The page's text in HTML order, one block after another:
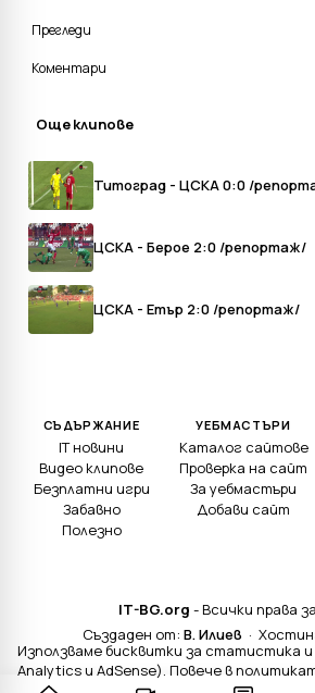
Прегледи
Коментари
Още клипове
Титоград - ЦСКА 0:0 /
ЦСКА - Берое 2:0 /репортаж/
ЦСКА - Етър 2:0 /репортаж/
СЪДЪРЖАНИЕ
IT новини
Видео клипове
Безплатни игри
Забавно
Полезно
УЕБМАСТЪРИ
Каталог сайтове
Проверка на сайт
За уебмастъри
Добави сайт
IT-BG.org - Всички права
Създаден от: В. Илиев ·
Използваме бисквитки за статистика и
Analytics и AdSense). Повече в